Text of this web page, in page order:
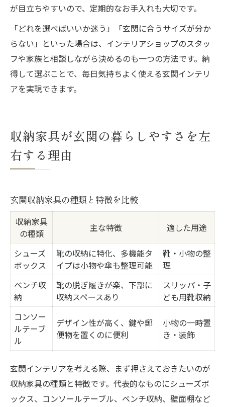
が目立ちやすいので、定期的なお手入れも大切です。
「どれを選べばいいか迷う」「玄関に合うサイズが分か
らない」といった場合は、インテリアショップのスタッ
フや家族と相談しながら決めるのも一つの方法です。納
得して選ぶことで、毎日気持ちよく使える玄関インテリ
アを実現できます。
収納家具が玄関の暮らしやすさを左
右する理由
玄関収納家具の種類と特徴を比較
収納家具
の種類
主な特徴 適した用途
シューズ
ボックス
靴の収納に特化、多機能タ
イプは小物や傘も整理可能
靴・小物の整
理
ベンチ収
納
靴の脱ぎ履きが楽、下部に
収納スペースあり
スリッパ・子
ども用靴収納
コンソー
ルテーブ
ル
デザイン性が高く、鍵や郵
便物を置くのに便利
小物の一時置
き・装飾
玄関インテリアを考える際、まず押さえておきたいのが
収納家具の種類と特徴です。代表的なものにシューズボ
ックス、コンソールテーブル、ベンチ収納、壁面棚など